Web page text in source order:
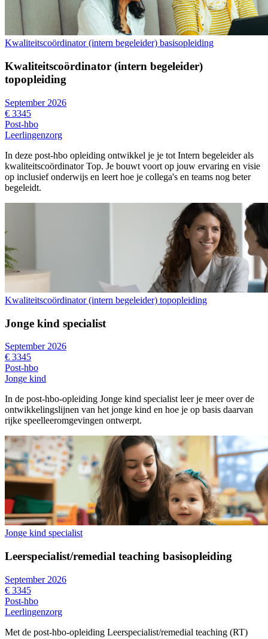
Kwaliteitscoördinator (intern begeleider) basisopleiding
Kwaliteitscoördinator (intern begeleider)
topopleiding
September 2026
€ 3345
Post-hbo
Leerlingenzorg
In deze post-hbo opleiding ontwikkel je je tot Intern begeleider als
kwaliteitscoördinator Top. Je bouwt voort op jouw ervaring en visie
op inclusief onderwijs en leert hoe je collega's en teams nog beter
begeleidt.
Kwaliteitscoördinator (intern begeleider) topopleiding
Jonge kind specialist
September 2026
€ 3345
Post-hbo
Jonge kind
In de post-hbo-opleiding Jonge kind specialist leer je meer over de
ontwikkelingslijnen van het jonge kind en hoe je op basis daarvan
rijke speelleeromgevingen ontwerpt.
Jonge kind specialist
Leerspecialist/remedial teaching basisopleiding
September 2026
€ 3345
Post-hbo
Leerlingenzorg
Met de post-hbo-opleiding Leerspecialist/remedial teaching (RT)